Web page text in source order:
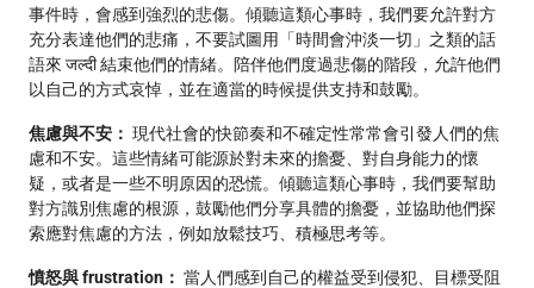
事件時，會感到強烈的悲傷。傾聽這類心事時，我們要允許對方
充分表達他們的悲痛，不要試圖用「時間會沖淡一切」之類的話
語來 जल्दी 結束他們的情緒。陪伴他們度過悲傷的階段，允許他們
以自己的方式哀悼，並在適當的時候提供支持和鼓勵。
焦慮與不安： 現代社會的快節奏和不確定性常常會引發人們的焦
慮和不安。這些情緒可能源於對未來的擔憂、對自身能力的懷
疑，或者是一些不明原因的恐慌。傾聽這類心事時，我們要幫助
對方識別焦慮的根源，鼓勵他們分享具體的擔憂，並協助他們探
索應對焦慮的方法，例如放鬆技巧、積極思考等。
憤怒與 frustration： 當人們感到自己的權益受到侵犯、目標受阻